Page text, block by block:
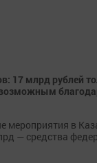
17 млрд рублей
мероприятия в
— средства